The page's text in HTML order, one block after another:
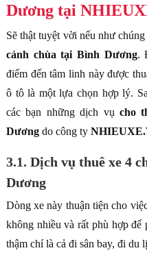
Dương tại
Sẽ thật tuyệt vời nếu như
cảnh chùa tại Bình Dương.
điểm đến tâm linh này được
ô tô là một lựa chọn hợp lý.
các bạn những dịch vụ cho
Dươngdo công ty
3.1. Dịch vụ thuê xe 4
Dương
Dòng xe này thuận tiện cho
không nhiều và rất phù hợp
thậm chí là cả đi sân bay, đi du